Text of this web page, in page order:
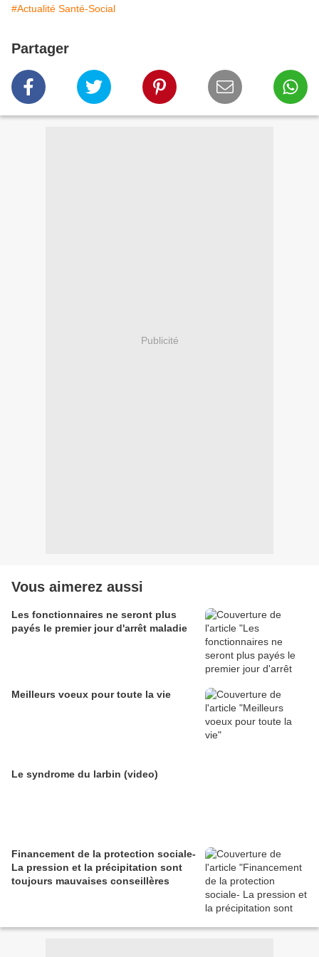
#Actualité Santé-Social
Partager
Publicité
Vous aimerez aussi
Les fonctionnaires ne seront plus
payés le premier jour d'arrêt maladie
Meilleurs voeux pour toute la vie
Le syndrome du larbin (video)
Financement de la protection sociale-
La pression et la précipitation sont
toujours mauvaises conseillères